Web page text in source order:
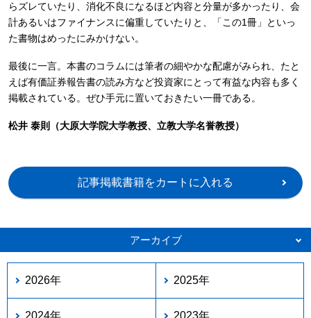
らズレていたり、消化不良になるほど内容と分量が多かったり、会
計あるいはファイナンスに偏重していたりと、「この1冊」といっ
た書物はめったにみかけない。
最後に一言。本書のコラムには筆者の細やかな配慮がみられ、たと
えば有価証券報告書の読み方など投資家にとって有益な内容も多く
掲載されている。ぜひ手元に置いておきたい一冊である。
松井 泰則（大原大学院大学教授、立教大学名誉教授）
記事掲載書籍をカートに入れる
アーカイブ
2026年 2025年
2024年 2023年